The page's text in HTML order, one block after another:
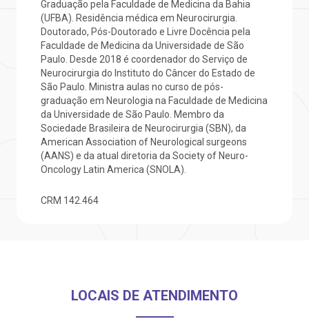
Saiba mais
Endereço:
R. Martiniano de Carvalho, 965
CEP: 01323-001 | Bela Vista
São Paulo - SP
Clínica Medicina da Mulher
Saiba mais
a BP
Conosco
atendimento
Cirurgia
de Sangue
Graduação pela Faculdade de Medicina da Bahia
(UFBA). Residência médica em Neurocirurgia.
Doutorado, Pós-Doutorado e Livre Docência pela
Faculdade de Medicina da Universidade de São
Paulo. Desde 2018 é coordenador do Serviço de
Neurocirurgia do Instituto do Câncer do Estado de
São Paulo. Ministra aulas no curso de pós-
graduação em Neurologia na Faculdade de Medicina
da Universidade de São Paulo. Membro da
Sociedade Brasileira de Neurocirurgia (SBN), da
American Association of Neurological surgeons
(AANS) e da atual diretoria da Society of Neuro-
Oncology Latin America (SNOLA).
CRM 142.464
LOCAIS DE ATENDIMENTO